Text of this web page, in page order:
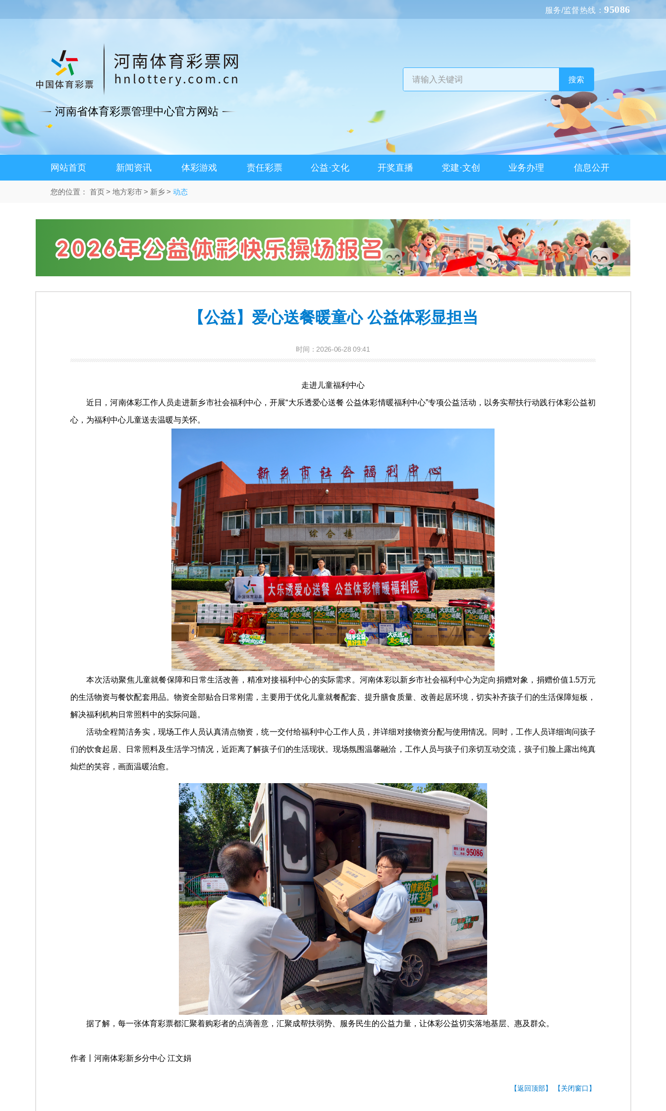
服务/监督热线：95086
搜索
河南省体育彩票管理中心官方网站
网站首页 新闻资讯 体彩游戏 责任彩票 公益·文化 开奖直播 党建·文创 业务办理 信息公开
您的位置： 首页 地方彩市 新乡 动态
【公益】爱心送餐暖童心 公益体彩显担当
时间：2026-06-28 09:41
走进儿童福利 中心
近日，河南体彩工作人员走进新乡市社会福利中心，开展“大乐透爱心送餐 公益体彩情暖福利 中心”专项公益活动，以务实帮扶行动践行体彩公益初
心，为福利 中心 儿童送去温暖与关怀。
本次活动聚焦儿童就餐保障和日常生活改善，精准对接福利中心的实际需求。河南体彩以新乡市社会福利中心为定向捐赠对象，捐赠价值1.5万元
的生活物资与餐饮配套用品。物资全部贴合日常刚需，主要用于优化儿童就餐配套、提升膳食质量、改善起居环境，切实补齐孩子们的生活保障短板，
解决福利机构日常照料中的实际问题。
活动全程简洁务实，现场工作人员认真清点物资，统一交付给福利 中心工作人员，并详细对接物资分配与使用情况。同时，工作人员详细询问孩子
们的饮食起居、日常照料及生活学习情况，近距离了解孩子们的生活现状。现场氛围温馨融洽，工作人员与孩子们亲切互动交流，孩子们脸上露出纯真
灿烂的笑容，画面温暖治愈。
据了解，每一张体育彩票都汇聚着购彩者的点滴善意，汇聚成帮扶弱势、服务民生的公益力量，让体彩公益切实落地基层、惠及群众。
作者丨河南体彩新乡分中心 江文娟
【返回顶部】 【关闭窗口】